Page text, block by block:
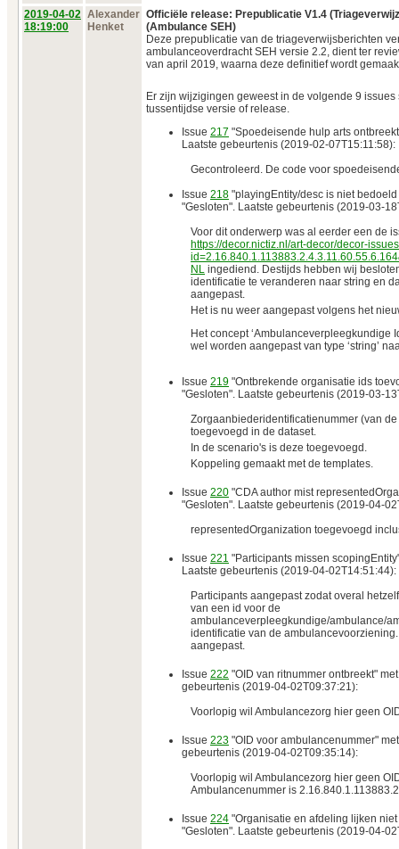
2019‑04‑02
18:19:00
Alexander
Henket
Officiële release: Prepublicatie V1.4
(Ambulance SEH)
Deze prepublicatie van de triageverwijsberichten
ambulanceoverdracht SEH versie 2.2, dient ter
van april 2019, waarna deze definitief wordt
Er zijn wijzigingen geweest in de volgende 9 issues
tussentijdse versie of release.
Issue 217 "Spoedeisende hulp arts
Laatste gebeurtenis (2019-02-07T15:11:58):
Gecontroleerd. De code voor
Issue 218 "playingEntity/desc is niet
"Gesloten". Laatste gebeurtenis (2019-03-
Voor dit onderwerp was al eerder een de
https://decor.nictiz.nl/art-decor/decor-
NL ingediend. Destijds hebben wij
identificatie te veranderen naar string en
aangepast.
Het is nu weer aangepast volgens het
Het concept ‘Ambulanceverpleegkundige
wel worden aangepast van type ‘string’
Issue 219 "Ontbrekende organisatie ids
"Gesloten". Laatste gebeurtenis (2019-03-
Zorgaanbiederidentificatienummer (van
toegevoegd in de dataset.
In de scenario's is deze toegevoegd.
Koppeling gemaakt met de templates.
Issue 220 "CDA author mist
"Gesloten". Laatste gebeurtenis (2019-04-
representedOrganization toegevoegd
Issue 221 "Participants missen
Laatste gebeurtenis (2019-04-02T14:51:44):
Participants aangepast zodat overal
van een id voor de
ambulanceverpleegkundige/ambulance/
identificatie van de
aangepast.
Issue 222 "OID van ritnummer ontbreekt"
gebeurtenis (2019-04-02T09:37:21):
Voorlopig wil Ambulancezorg hier geen
Issue 223 "OID voor ambulancenummer"
gebeurtenis (2019-04-02T09:35:14):
Voorlopig wil Ambulancezorg hier geen
Ambulancenummer is
Issue 224 "Organisatie en afdeling lijken
"Gesloten". Laatste gebeurtenis (2019-04-